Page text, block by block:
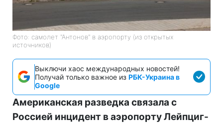
Фото: самолет "Антонов" в аэропорту (из открытых
источников)
Выключи хаос международных новостей!
Получай только важное из РБК-Украина в
Google
Американская разведка связала с
Россией инцидент в аэропорту Лейпциг-